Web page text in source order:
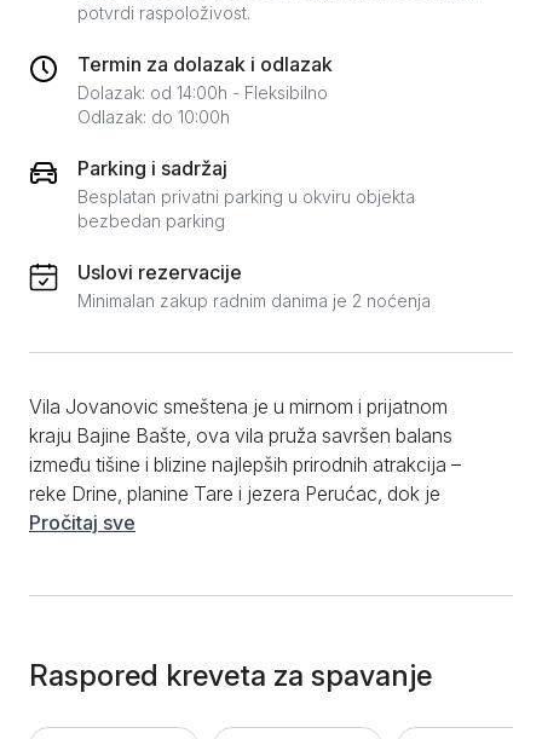
potvrdi raspoloživost.
Termin za dolazak i odlazak
Dolazak: od 14:00h - Fleksibilno
Odlazak: do 10:00h
Parking i sadržaj
Besplatan privatni parking u okviru objekta
bezbedan parking
Uslovi rezervacije
Minimalan zakup radnim danima je 2 noćenja
Vila Jovanovic smeštena je u mirnom i prijatnom
kraju Bajine Bašte, ova vila pruža savršen balans
između tišine i blizine najlepših prirodnih atrakcija –
reke Drine, planine Tare i jezera Perućac, dok je
gradski centar udaljen svega nekoliko minuta vožnje.
trpezarijom. Potpuno opremljena kuhinja sa aparatom
za kafu i svim neophodnim sadržajima omogućava
vam da pripremite obroke po sopstvenom ukusu, kao
Pročitaj sve
Raspored kreveta za spavanje